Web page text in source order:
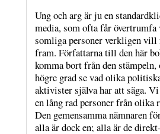
Ung och arg är ju en
media, som ofta får övertrumfa
somliga personer verkligen vill
fram. Författarna till den här
komma bort från den stämpeln,
högre grad se vad olika
aktivister själva har att säga.
en lång rad personer från olika
Den gemensamma nämnaren
alla är dock en; alla är de